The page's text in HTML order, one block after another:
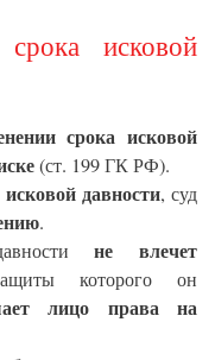
срока исковой
срока исковой
(ст. 199 ГК РФ).
давности, суд
.
не влечет
которого он
лицо права на